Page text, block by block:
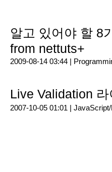
알고 있어야 할 8
from nettuts+
2009-08-14 03:44 |
Live Validation
2007-10-05 01:01 |